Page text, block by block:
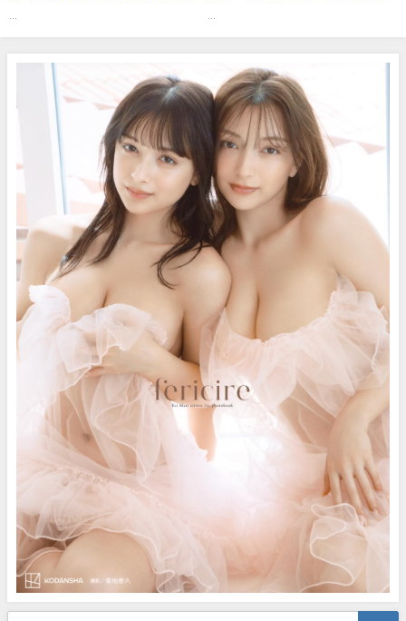
唯ちゃんの美ボディ水着撮影に
没入密着！【メイキング】Yui
Asakura（2021年11月04日） |
ヤンジャンTV【集英社ヤングジ
ャンプ公式】さんより